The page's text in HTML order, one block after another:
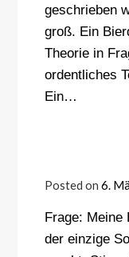
geschrieben
groß. Ein
Theorie in
ordentliches
Ein…
Posted on 6.
Frage: Meine
der einzige